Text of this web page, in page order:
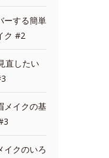
ーする簡単
ク #2
直したい
メイクの基
イクのいろ